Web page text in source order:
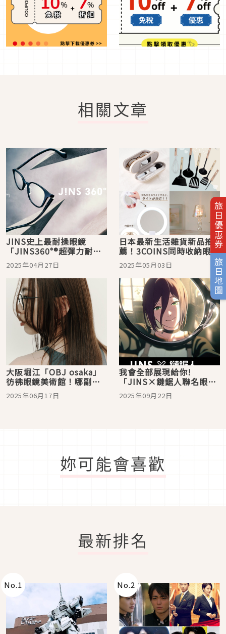
旅日優惠券
旅日地圖
相關文章
JINS史上最耐操眼鏡
「JINS360°®超彈力耐壓
系列」震撼上市！
2025年04月27日
日本最新生活雜貨新品推
薦！3COINS同時收納眼鏡
&隱形眼鏡太方便
2025年05月03日
大阪堀江「OBJ osaka」
彷彿眼鏡美術館！哪副
「命定眼鏡」會乘載著你
的故事呢？
2025年06月17日
我會全部展現給你!
「JINS×鏈鋸人聯名眼
鏡」 鏈鋸鋸齒、蕾潔頸環
融入眼鏡 最炸惡魔美學 鏈
2025年09月22日
妳可能會喜歡
最新排名
No.1 No.2